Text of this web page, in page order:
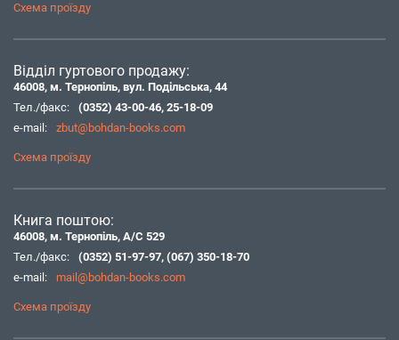
Схема проїзду
Відділ гуртового продажу:
46008, м. Тернопіль, вул. Подільська, 44
Тел./факс:
(0352) 43-00-46, 25-18-09
e-mail:
zbut@bohdan-books.com
Схема проїзду
Книга поштою:
46008, м. Тернопіль, А/С 529
Тел./факс:
(0352) 51-97-97, (067) 350-18-70
e-mail:
mail@bohdan-books.com
Схема проїзду